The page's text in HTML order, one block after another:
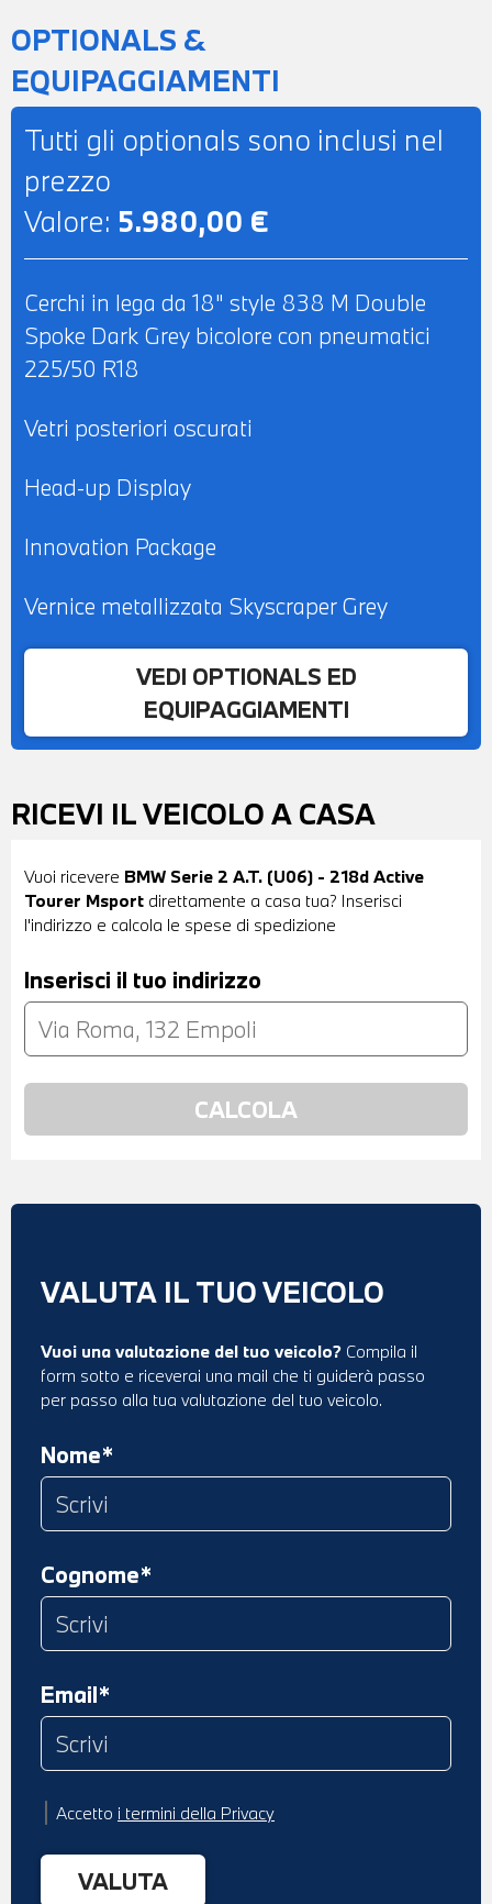
NAVIGATORE - RADIO DIGITALE DAB -
PREDISPOSIZIONE APPLE CARPLAY E
ANDROID AUTO - BMW LIVE COCKPIT
CHIAMATA DI EMERGENZA
INTELLIGENTE - RETROVISORE INTERNO
AUTOANABBAGLIANTE - SEDILI
ANTERIORI REGOLABILI
ELETTRICAMENTE CON FUNZIONE
MEMORY LATO GUIDA - SEDILI
ANTERIORI RISCALDABILI - POSSIBILITA'
DI PROVA - POSSIBILITA' DI PERMUTA -
POSSIBILITA' DI LEASING O
FINANZIAMENTO ANCHE PER L'INTERO
IMPORTO
OPTIONALS &
EQUIPAGGIAMENTI
Tutti gli optionals sono inclusi nel
prezzo
Valore: 5.980,00 €
Cerchi in lega da 18" style 838 M Double
Spoke Dark Grey bicolore con pneumatici
225/50 R18
Vetri posteriori oscurati
Head-up Display
Innovation Package
Vernice metallizzata Skyscraper Grey
VEDI OPTIONALS ED
EQUIPAGGIAMENTI
RICEVI IL VEICOLO A CASA
Vuoi ricevere BMW Serie 2 A.T. (U06) - 218d Active
Tourer Msport direttamente a casa tua? Inserisci
l'indirizzo e calcola le spese di spedizione
Inserisci il tuo indirizzo
VALUTA IL TUO VEICOLO
Vuoi una valutazione del tuo veicolo? Compila il
form sotto e riceverai una mail che ti guiderà passo
per passo alla tua valutazione del tuo veicolo.
Nome*
Cognome*
Email*
Accetto i termini della Privacy